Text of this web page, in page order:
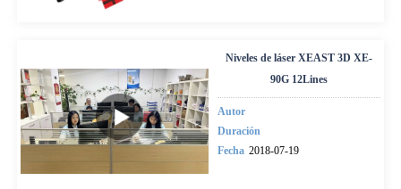
Niveles de láser XEAST 3D XE-
90G 12Lines
Autor
Duración
Fecha 2018-07-19